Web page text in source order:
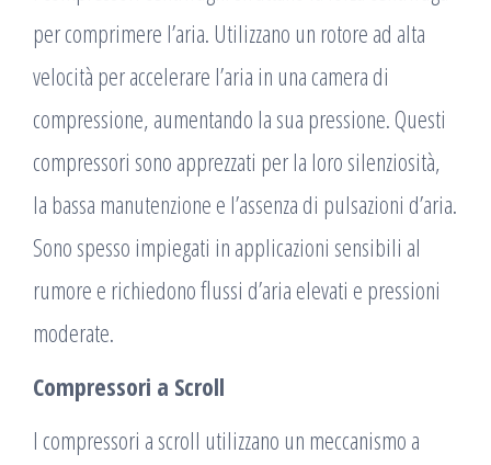
per comprimere l’aria. Utilizzano un rotore ad alta
velocità per accelerare l’aria in una camera di
compressione, aumentando la sua pressione. Questi
compressori sono apprezzati per la loro silenziosità,
la bassa manutenzione e l’assenza di pulsazioni d’aria.
Sono spesso impiegati in applicazioni sensibili al
rumore e richiedono flussi d’aria elevati e pressioni
moderate.
Compressori a Scroll
I compressori a scroll utilizzano un meccanismo a